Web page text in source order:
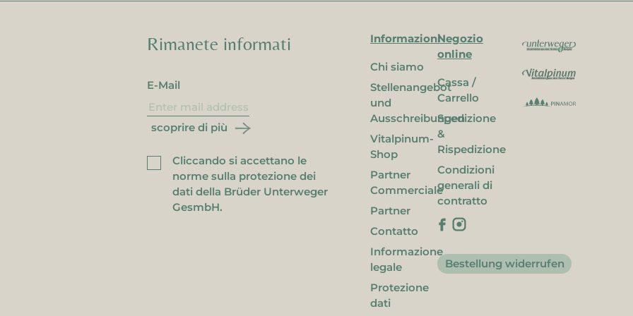
Rimanete informati
E-Mail
scoprire di più
Cliccando si accettano le
norme sulla protezione dei
dati della Brüder Unterweger
GesmbH.
Informazioni
Chi siamo
Stellenangebot
und
Ausschreibungen
Vitalpinum-
Shop
Partner
Commerciale
Partner
Contatto
Informazione
legale
Protezione
dati
Negozio
online
Cassa /
Carrello
Spedizione
&
Rispedizione
Condizioni
generali di
contratto
Bestellung widerrufen